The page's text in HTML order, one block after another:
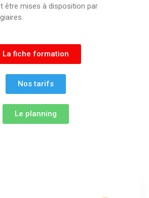
être mises à disposition par
La fiche formation
Nos tarifs
Le planning